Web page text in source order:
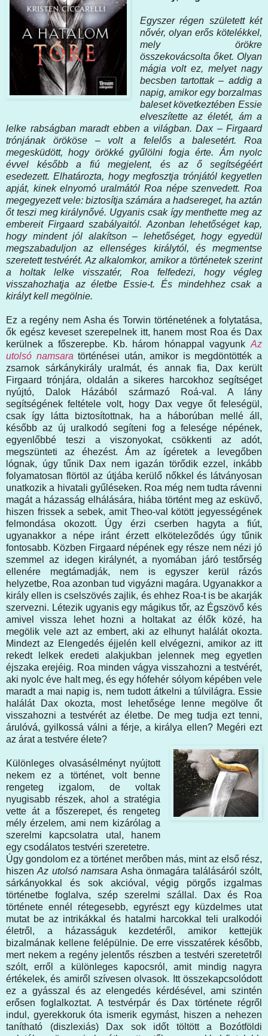
Egyszer régen született két
nővér, olyan erős kötelékkel,
mely örökre
összekovácsolta őket. Olyan
mágia volt ez, melyet nagy
becsben tartottak – addig a
napig, amikor egy borzalmas
baleset következtében Essie
elveszítette az életét, ám a
lelke rabságban maradt ebben a világban. Dax – Firgaard
trónjának örököse – volt a felelős a balesetért. Roa
megesküdött, hogy örökké gyűlölni fogja érte. Ám nyolc
évvel később a fiú megjelent, és az ő segítségéért
esedezett. Elhatározta, hogy megfosztja trónjától kegyetlen
apját, kinek elnyomó uralmától Roa népe szenvedett. Roa
megegyezett vele: biztosítja számára a hadsereget, ha aztán
őt teszi meg királynővé. Ugyanis csak így menthette meg az
embereit Firgaard szabályaitól. Azonban lehetőséget kap,
hogy mindent jól alakítson – lehetőséget, hogy egyedül
megszabaduljon az ellenséges királytól, és megmentse
szeretett testvérét. Az alkalomkor, amikor a történetek szerint
a holtak lelke visszatér, Roa felfedezi, hogy végleg
visszahozhatja az életbe Essie-t. És mindehhez csak a
királyt kell megölnie.
Ez a regény nem Asha és Torwin történetének a folytatása,
ők egész keveset szerepelnek itt, hanem most Roa és Dax
kerülnek a főszerepbe. Kb. három hónappal vagyunk Az
utolsó namsara történései után, amikor is megdöntötték a
zsarnok sárkánykirály uralmát, és annak fia, Dax került
Firgaard trónjára, oldalán a sikeres harcokhoz segítséget
nyújtó, Dalok Házából származó Roá-val. A lány
segítségének feltétele volt, hogy Dax vegye őt feleségül,
csak így látta biztosítottnak, ha a háborúban mellé áll,
később az új uralkodó segíteni fog a felesége népének,
egyenlőbbé teszi a viszonyokat, csökkenti az adót,
megszünteti az éhezést. Ám az ígéretek a levegőben
lógnak, úgy tűnik Dax nem igazán törődik ezzel, inkább
folyamatosan flörtöl az útjába kerülő nőkkel és látványosan
unatkozik a hivatali gyűléseken. Roa még nem tudta rávenni
magát a házasság elhálására, hiába történt meg az esküvő,
hiszen frissek a sebek, amit Theo-val kötött jegyességének
felmondása okozott. Úgy érzi cserben hagyta a fiút,
ugyanakkor a népe iránt érzett elköteleződés úgy tűnik
fontosabb. Közben Firgaard népének egy része nem nézi jó
szemmel az idegen királynét, a nyomában járó testőrség
ellenére megtámadják, nem is egyszer kerül rázós
helyzetbe, Roa azonban tud vigyázni magára. Ugyanakkor a
király ellen is cselszövés zajlik, és ehhez Roa-t is be akarják
szervezni. Létezik ugyanis egy mágikus tőr, az Égszövő kés
amivel vissza lehet hozni a holtakat az élők közé, ha
megölik vele azt az embert, aki az elhunyt halálát okozta.
Mindezt az Elengedés éjjelén kell elvégezni, amikor az itt
rekedt lelkek eredeti alakjukban jelennek meg egyetlen
éjszaka erejéig. Roa minden vágya visszahozni a testvérét,
aki nyolc éve halt meg, és egy hófehér sólyom képében vele
maradt a mai napig is, nem tudott átkelni a túlvilágra. Essie
halálát Dax okozta, most lehetősége lenne megölve őt
visszahozni a testvérét az életbe. De meg tudja ezt tenni,
árulóvá, gyilkossá válni a férje, a királya ellen? Megéri ezt
az árat a testvére élete?
Különleges olvasásélményt nyújtott
nekem ez a történet, volt benne
rengeteg izgalom, de voltak
nyugisabb részek, ahol a stratégia
vette át a főszerepet, és rengeteg
mély érzelem, ami nem kizárólag a
szerelmi kapcsolatra utal, hanem
egy csodálatos testvéri szeretetre.
Úgy gondolom ez a történet merőben más, mint az első rész,
hiszenAz utolsó namsara Asha önmagára találásáról szólt,
sárkányokkal és sok akcióval, végig pörgős izgalmas
történetbe foglalva, szép szerelmi szállal. Dax és Roa
története ennél rétegesebb, egyrészt egy küzdelmes utat
mutat be az intrikákkal és hatalmi harcokkal teli uralkodói
életről, a házasságuk kezdetéről, amikor kettejük
bizalmának kellene felépülnie. De erre visszatérek később,
mert nekem a regény jelentős részben a testvéri szeretetről
szólt, erről a különleges kapocsról, amit mindig nagyra
értékelek, és amiről szívesen olvasok. Itt összekapcsolódott
ez a gyásszal és az elengedés kérdésével, ami szintén
erősen foglalkoztat. A testvérpár és Dax története régről
indul, gyerekkoruk óta ismerik egymást, hiszen a nehezen
tanítható (diszlexiás) Dax sok időt töltött a Bozótföldi